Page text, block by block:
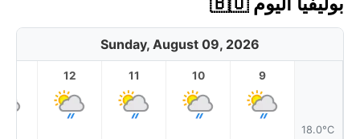
Sunday, August 09, 2026
18.0°C
9
10
11
12